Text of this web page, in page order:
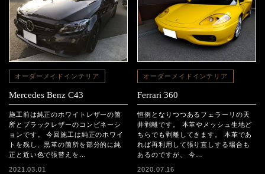
オーダーメイドインテリア
Mercedes Benz C43
施工前は純正のホワイトレザーの箇
所とブラックレザーのコンビネーシ
ョンです。 今回施工は純正のホワイ
トを残し、黒革の箇所を部分的に純
正と近い色で張替えを…
2021.03.01
オーダーメイドインテリア
Ferrari 360
恒例となりつつあるフェラーリの天
井剥離です。 本革やメッシュ生地ど
ちらでも剥離してきます。 本革であ
れば再利用して張り直しする場合も
あるのですが、 今…
2020.07.16